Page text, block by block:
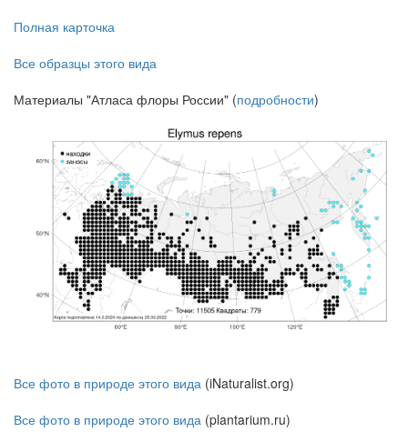
Полная карточка
Все образцы этого вида
Материалы "Атласа флоры России" (подробности)
Все фото в природе этого вида (iNaturalist.org)
Все фото в природе этого вида (plantarium.ru)